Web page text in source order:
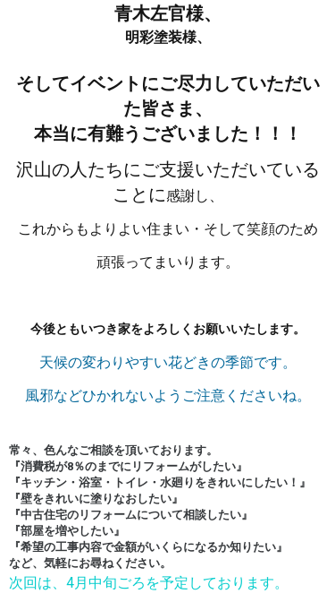
青木左官様、
明彩塗装様、
そしてイベントにご尽力していただい
た皆さま、
本当に有難うございました！！！
沢山の人たちにご支援いただいている
ことに感謝し、
これからもよりよい住まい・そして笑顔のため
頑張ってまいります。
今後ともいつき家をよろしくお願いいたします。
天候の変わりやすい花どきの季節です。
風邪などひかれないようご注意くださいね。
常々、色んなご相談を頂いております。
『消費税が8％のまでにリフォームがしたい』
『キッチン・浴室・トイレ・水廻りをきれいにしたい！』
『壁をきれいに塗りなおしたい』
『中古住宅のリフォームについて相談したい』
『部屋を増やしたい』
『希望の工事内容で金額がいくらになるか知りたい』
など、気軽にお尋ねください。
次回は、4月中旬ごろを予定しております。